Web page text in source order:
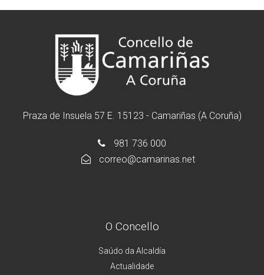
Praza de Insuela 57 E. 15123 - Camariñas (A Coruña)
981 736 000
correo@camarinas.net
O Concello
Saúdo da Alcaldía
Actualidade